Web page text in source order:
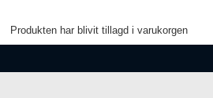
Produkten har blivit tillagd i varukorgen